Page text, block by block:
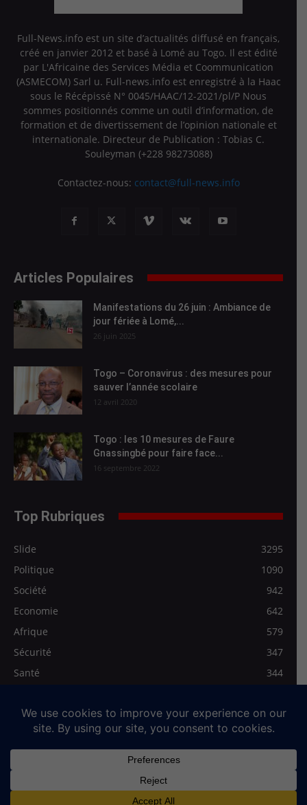
Full-News.info est un site d’actualités diffusé en français,
créé en janvier 2012 et basé à Lomé au Togo. Il est édité
par L'Africaine des Services Média et Coommunication
(ASMECOM) Sarl u. Full-news.info est enregistré à la Haac
sous le Récépissé N° 0045/HAAC/12-2021/pl/P Nous
sommes positionnés comme un outil d’information, de
formation et de divertissement de l’opinion nationale et
internationale. Directeur de Publication : Tobias C.
Souleyman (+228 98273088)
Contactez-nous: contact@full-news.info
Articles Populaires
Manifestations du 26 juin : Ambiance de
jour fériée à Lomé,...
26 juin 2025
Togo – Coronavirus : des mesures pour
sauver l’année scolaire
12 avril 2020
Togo : les 10 mesures de Faure
Gnassingbé pour faire face...
16 septembre 2022
Top Rubriques
Slide
3295
Politique
1090
Société
942
Economie
642
Afrique
579
Sécurité
347
Santé
344
Médias>Vidéo
272
© Full-News, tous droits réservés. Siège de la Rédaction : 2,Rue Kadja